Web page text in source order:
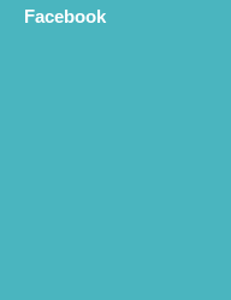
Facebook